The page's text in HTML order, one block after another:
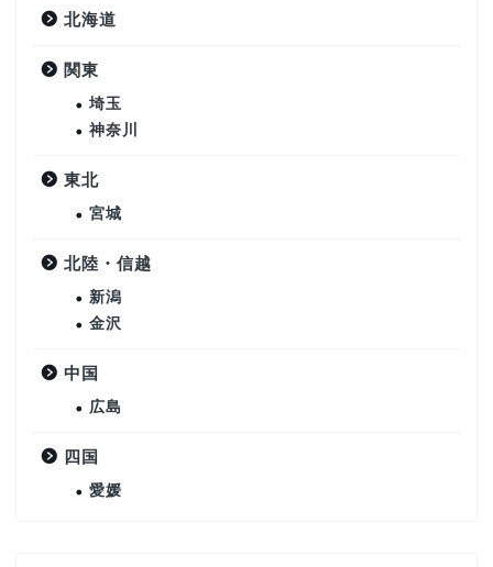
北海道
関東
埼玉
神奈川
東北
宮城
北陸・信越
新潟
金沢
中国
広島
四国
愛媛